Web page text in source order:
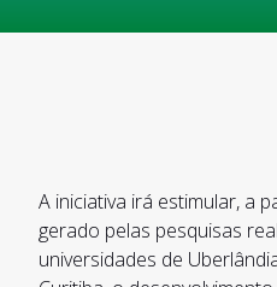
A iniciativa irá estimular, a
gerado pelas pesquisas
universidades de